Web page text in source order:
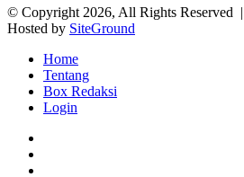
© Copyright 2026, All Rights Reserved |
Hosted by SiteGround
Home
Tentang
Box Redaksi
Login